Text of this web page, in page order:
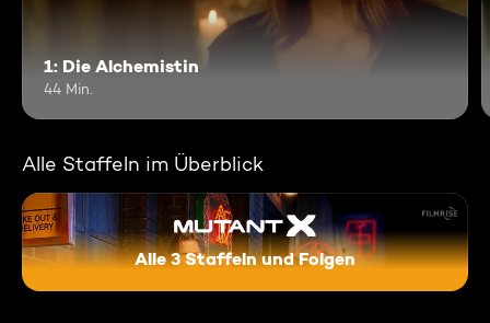
1: Die Alchemistin
44 Min.
Alle Staffeln im Überblick
Alle 3 Staffeln und Folgen